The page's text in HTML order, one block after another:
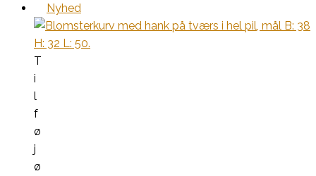
Nyhed
T
i
l
f
ø
j
ø